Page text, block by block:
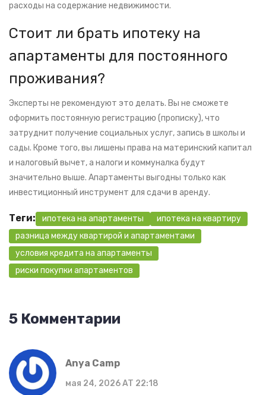
расходы на содержание недвижимости.
Стоит ли брать ипотеку на
апартаменты для постоянного
проживания?
Эксперты не рекомендуют это делать. Вы не сможете
оформить постоянную регистрацию (прописку), что
затруднит получение социальных услуг, запись в школы и
сады. Кроме того, вы лишены права на материнский капитал
и налоговый вычет, а налоги и коммуналка будут
значительно выше. Апартаменты выгодны только как
инвестиционный инструмент для сдачи в аренду.
Теги: ипотека на апартаменты
ипотека на квартиру
разница между квартирой и апартаментами
условия кредита на апартаменты
риски покупки апартаментов
5 Комментарии
Anya Camp
мая 24, 2026 AT 22:18